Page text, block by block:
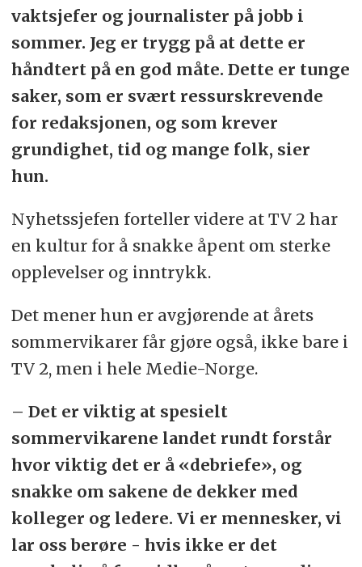
vaktsjefer og journalister på jobb i
sommer. Jeg er trygg på at dette er
håndtert på en god måte. Dette er tunge
saker, som er svært ressurskrevende
for redaksjonen, og som krever
grundighet, tid og mange folk, sier
hun.
Nyhetssjefen forteller videre at TV 2 har
en kultur for å snakke åpent om sterke
opplevelser og inntrykk.
Det mener hun er avgjørende at årets
sommervikarer får gjøre også, ikke bare i
TV 2, men i hele Medie-Norge.
– Det er viktig at spesielt
sommervikarene landet rundt forstår
hvor viktig det er å «debriefe», og
snakke om sakene de dekker med
kolleger og ledere. Vi er mennesker, vi
lar oss berøre - hvis ikke er det